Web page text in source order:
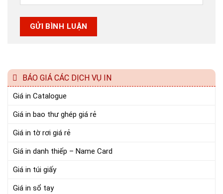
BÁO GIÁ CÁC DỊCH VỤ IN
Giá in Catalogue
Giá in bao thư ghép giá rẻ
Giá in tờ rơi giá rẻ
Giá in danh thiếp – Name Card
Giá in túi giấy
Giá in sổ tay